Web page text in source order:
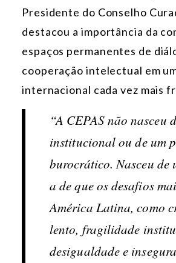
Presidente do Conselho
destacou a importância da
espaços permanentes de
cooperação intelectual em
internacional cada vez mais
“A CEPAS não nasceu
institucional ou de um
burocrático. Nasceu de
a de que os desafios
América Latina, como
lento, fragilidade
desigualdade e